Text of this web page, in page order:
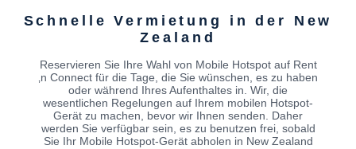
Schnelle Vermietung in der New
Zealand
Reservieren Sie Ihre Wahl von Mobile Hotspot auf Rent
‚n Connect für die Tage, die Sie wünschen, es zu haben
oder während Ihres Aufenthaltes in. Wir, die
wesentlichen Regelungen auf Ihrem mobilen Hotspot-
Gerät zu machen, bevor wir Ihnen senden. Daher
werden Sie verfügbar sein, es zu benutzen frei, sobald
Sie Ihr Mobile Hotspot-Gerät abholen in New Zealand